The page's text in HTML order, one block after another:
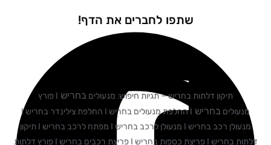
שתפו לחברים את הדף!
תיקון דלתות בחריש – תגיות חיפוש: מנעוליםבחריש I פורץ
מנעוליםבחריש
I החלפת מנעולים בחריש I החלפת צילינדר בחריש I
מנעולן רכב בחריש I מנעולן לרכב בחריש I מפתח לרכב בחריש I תיקון
דלתות בחריש I פריצת כספות בחריש I פריצת רכבים בחריש I פורץ דלתות